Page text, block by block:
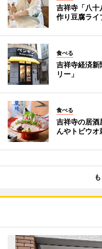
吉祥寺「八十
作り豆腐ライ
食べる
吉祥寺経済新
リー」
食べる
吉祥寺の居酒
んやトビウオ